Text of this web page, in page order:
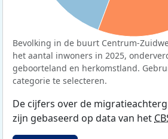
Bevolking in de buurt Centrum-
het aantal inwoners in 2025,
geboorteland en herkomstland.
categorie te selecteren.
De cijfers over de
zijn gebaseerd op data van het